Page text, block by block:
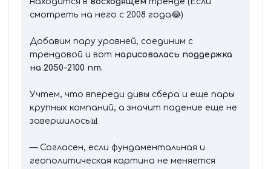
смотреть на него с 2008 года😂)
Добавим пару уровней, соединим с
трендовой и вот нарисовалась поддержка
на 2050-2100 пт.
Учтем, что впереди дивы сбера и еще пары
крупных компаний, а значит падение еще не
завершилось📊
— Согласен, если фундаментальная и
геополитическая картина не меняется